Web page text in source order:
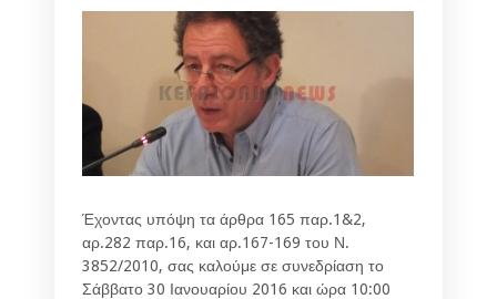
Έχοντας υπόψη τα άρθρα 165 παρ.1&2,
αρ.282 παρ.16, και αρ.167-169 του Ν.
3852/2010, σας καλούμε σε συνεδρίαση το
Σάββατο 30 Ιανουαρίου 2016 και ώρα 10:00